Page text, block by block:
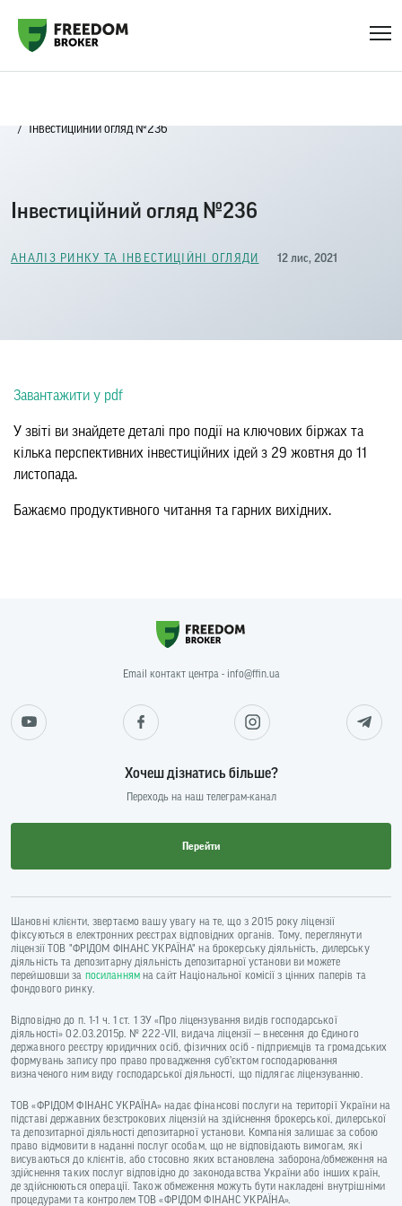
Інвестиційний огляд №236
Інвестиційний огляд №236
АНАЛІЗ РИНКУ ТА ІНВЕСТИЦІЙНІ ОГЛЯДИ 12 лис, 2021
Завантажити у pdf
У звіті ви знайдете деталі про події на ключових біржах та
кілька перспективних інвестиційних ідей з 29 жовтня до 11
листопада.
Бажаємо продуктивного читання та гарних вихідних.
Email контакт центра - info@ffin.ua
Хочеш дізнатись більше?
Переходь на наш телеграм-канал
Перейти
Шановні клієнти, звертаємо вашу увагу на те, що з 2015 року ліцензії
фіксуються в електронних реєстрах відповідних органів. Тому, переглянути
ліцензії ТОВ "ФРІДОМ ФІНАНС УКРАЇНА" на брокерську діяльність, дилерську
діяльність та депозитарну діяльність депозитарної установи ви можете
перейшовши за посиланнямна сайт Національної комісії з цінних паперів та
фондового ринку.
Відповідно до п. 1-1 ч. 1 ст. 1 ЗУ «Про ліцензування видів господарської
діяльності» 02.03.2015р. № 222-VII, видача ліцензії — внесення до Єдиного
державного реєстру юридичних осіб, фізичних осіб - підприємців та громадських
формувань запису про право провадження суб’єктом господарювання
визначеного ним виду господарської діяльності, що підлягає ліцензуванню.
ТОВ «ФРІДОМ ФІНАНС УКРАЇНА» надає фінансові послуги на території України на
підставі державних безстрокових ліцензій на здійснення брокерської, дилерської
та депозитарної діяльності депозитарної установи. Компанія залишає за собою
право відмовити в наданні послуг особам, що не відповідають вимогам, які
висуваються до клієнтів, або стосовно яких встановлена заборона/обмеження на
здійснення таких послуг відповідно до законодавства України або інших країн,
де здійснюються операції. Також обмеження можуть бути накладені внутрішніми
процедурами та контролем ТОВ «ФРІДОМ ФІНАНС УКРАЇНА».